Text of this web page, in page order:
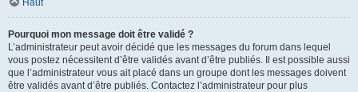
Haut
Pourquoi mon message doit être validé ?
L’administrateur peut avoir décidé que les messages du forum dans lequel
vous postez nécessitent d’être validés avant d’être publiés. Il est possible aussi
que l’administrateur vous ait placé dans un groupe dont les messages doivent
être validés avant d’être publiés. Contactez l’administrateur pour plus